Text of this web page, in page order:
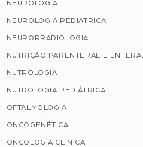
NEUROLOGIA
NEUROLOGIA PEDIÁTRICA
NEURORRADIOLOGIA
NUTRIÇÃO PARENTERAL E ENTERAL
NUTROLOGIA
NUTROLOGIA PEDIÁTRICA
OFTALMOLOGIA
ONCOGENÉTICA
ONCOLOGIA CLÍNICA